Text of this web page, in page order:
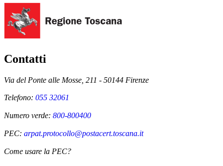
Contatti
Via del Ponte alle Mosse, 211 - 50144 Firenze
Telefono: 055 32061
Numero verde: 800-800400
PEC: arpat.protocollo@postacert.toscana.it
Come usare la PEC?